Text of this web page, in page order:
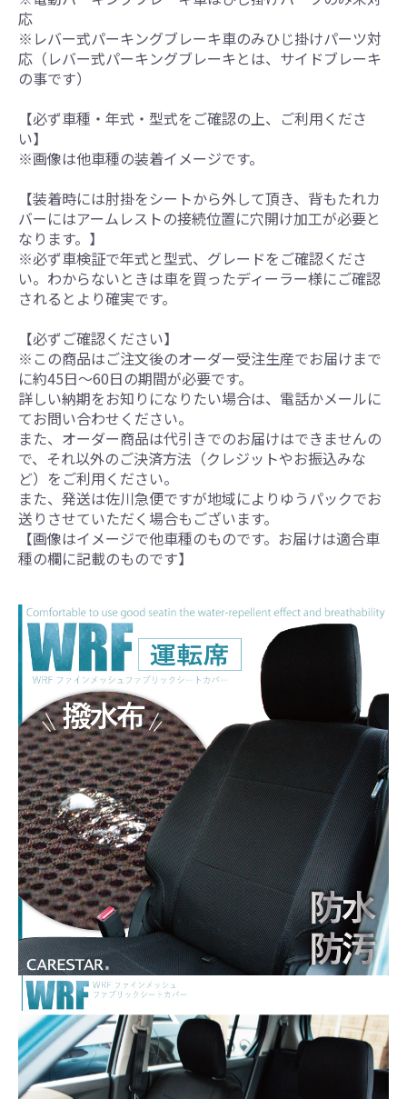
応
※レバー式パーキングブレーキ車のみひじ掛けパーツ対
応（レバー式パーキングブレーキとは、サイドブレーキ
の事です）
【必ず車種・年式・型式をご確認の上、ご利用くださ
い】
※画像は他車種の装着イメージです。
【装着時には肘掛をシートから外して頂き、背もたれカ
バーにはアームレストの接続位置に穴開け加工が必要と
なります。】
※必ず車検証で年式と型式、グレードをご確認くださ
い。わからないときは車を買ったディーラー様にご確認
されるとより確実です。
【必ずご確認ください】
※この商品はご注文後のオーダー受注生産でお届けまで
に約45日～60日の期間が必要です。
詳しい納期をお知りになりたい場合は、電話かメールに
てお問い合わせください。
また、オーダー商品は代引きでのお届けはできませんの
で、それ以外のご決済方法（クレジットやお振込みな
ど）をご利用ください。
また、発送は佐川急便ですが地域によりゆうパックでお
送りさせていただく場合もございます。
【画像はイメージで他車種のものです。お届けは適合車
種の欄に記載のものです】